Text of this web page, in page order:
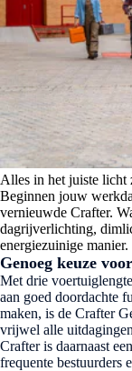
Alles in het juiste licht
Beginnen jouw
vernieuwde Crafter.
dagrijverlichting,
energiezuinige manier.
Genoeg keuze
Met drie
aan goed doordachte
maken, is de Crafter
vrijwel alle
Crafter is daarnaast
frequente bestuurders